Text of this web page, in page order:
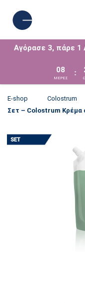
Αγόρασε 3, πάρε 1
08
ΜΈΡΕΣ
:
E-shop Colostrum
Σετ – Colostrum Κρέμα